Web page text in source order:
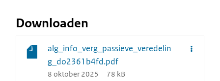
Downloaden
alg_info_verg_passieve_veredelin
g_do2361b4fd.pdf
8 oktober 2025
78 kB